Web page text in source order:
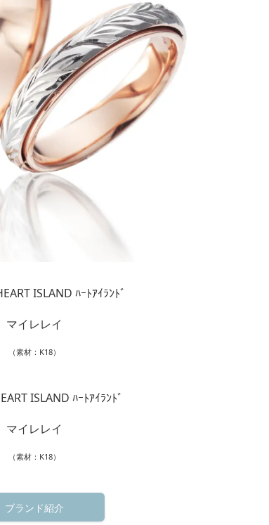
ISLAND ﾊｰﾄｱｲﾗﾝﾄﾞ
マイレレイ
（素材：K18）
ISLAND ﾊｰﾄｱｲﾗﾝﾄﾞ
マイレレイ
（素材：K18）
ブランド紹介